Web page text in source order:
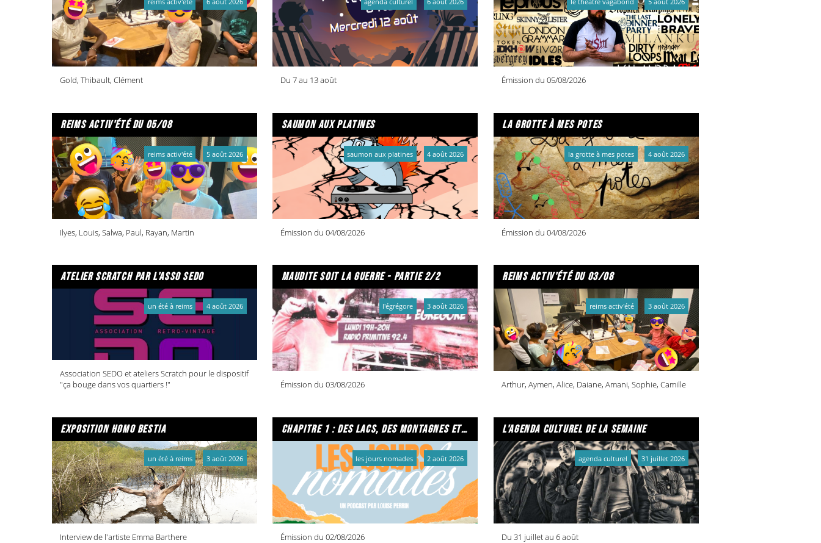
Tout le programme : La Cartonnerie
Gold, Thibault, Clément Du 7 au 13 août Émission du 05/08/2026
reims activ'été du 05/08
Ilyes, Louis, Salwa, Paul, Rayan, Martin
reims activ'été 5 août 2026
saumon aux platines
Émission du 04/08/2026
saumon aux platines 4 août 2026
la grotte à mes potes
Émission du 04/08/2026
la grotte à mes potes 4 août 2026
atelier scratch par l'asso sedo
Association SEDO et ateliers Scratch pour le dispositif
"ça bouge dans vos quartiers !"
un été à reims 4 août 2026
maudite soit la guerre - partie 2/2
Émission du 03/08/2026
l'égrégore 3 août 2026
reims activ'été du 03/08
Arthur, Aymen, Alice, Daiane, Amani, Sophie, Camille
reims activ'été 3 août 2026
exposition homo bestia
Interview de l'artiste Emma Barthere
un été à reims 3 août 2026
chapitre 1 : des lacs, des montagnes et due caffe per favore
Émission du 02/08/2026
les jours nomades 2 août 2026
l'agenda culturel de la semaine
Du 31 juillet au 6 août
agenda culturel 31 juillet 2026